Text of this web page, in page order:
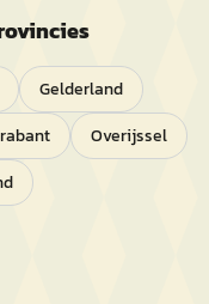
Gelderland
Overijssel